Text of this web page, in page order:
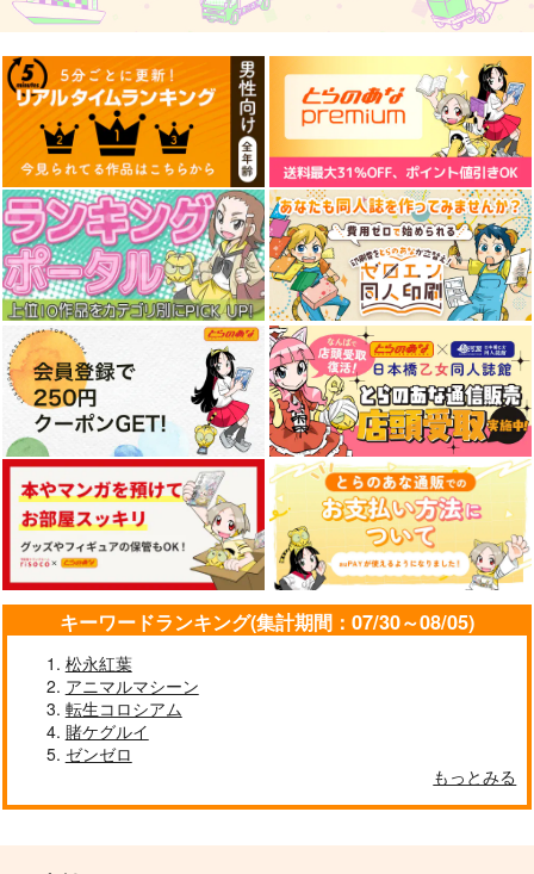
Re:ゼロから始める異
世界生活 ベアトリス
防水ステッカー
コパン
440円 （税込）
ベアトリス
サンプル
作品詳細
まるごと！！名古屋港
水族館
Bathyscaphe
600 （税込）
サンプル
作品詳細
シン・旧水族館物語
600円 （税込）
サンプル
作品詳細
廃版旧制服図鑑総集編
02
麒麟堂
3,960円（税込）
作品詳細
観劇椅子めぐり13
日振堂
472円（税込）
クマ対策
Watatoshi
880円（税込）
Re:ゼロから始める異
世界生活 短編集14
KADOKAWA
902円（税込）
サンプル
作品詳細
Re:ゼロから始める異
世界生活 43
KADOKAWA
814円（税込）
サンプル
作品詳細
キーワードランキング(集計期間：07/30～08/05)
松永紅葉
アニマルマシーン
転生コロシアム
賭ケグルイ
ゼンゼロ
もっとみる